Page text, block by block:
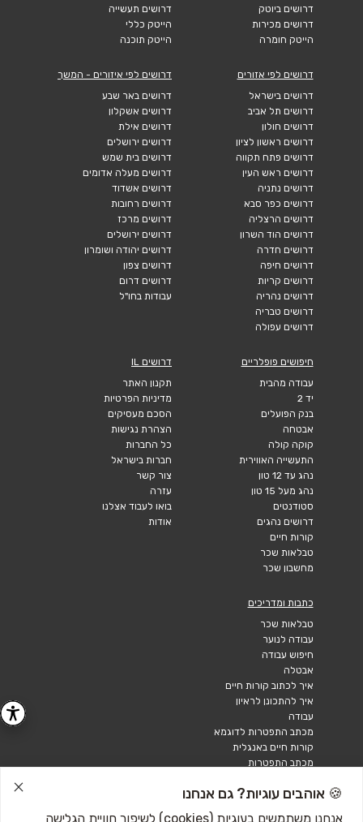
דרושים ביוטק
דרושים מכירות
הייטק חומרה
דרושים תעשייה
הייטק כללי
הייטק תוכנה
דרושים לפי אזורים
דרושים בישראל
דרושים תל אביב
דרושים חולון
דרושים ראשון לציון
דרושים פתח תקווה
דרושים ראש העין
דרושים נתניה
דרושים כפר סבא
דרושים הרצליה
דרושים הוד השרון
דרושים חדרה
דרושים חיפה
דרושים קריות
דרושים נהריה
דרושים טבריה
דרושים עפולה
דרושים לפי איזורים - המשך
דרושים באר שבע
דרושים אשקלון
דרושים אילת
דרושים ירושלים
דרושים בית שמש
דרושים מעלה אדומים
דרושים אשדוד
דרושים רחובות
דרושים מרכז
דרושים ירושלים
דרושים יהודה ושומרון
דרושים צפון
דרושים דרום
עבודות בחו"ל
חיפושים פופלריים
עבודה מהבית
יד 2
בנק הפועלים
אבטחה
קוקה קולה
התעשייה האווירית
נהג עד 12 טון
נהג מעל 15 טון
סטודנטים
דרושים נהגים
קורות חיים
טבלאות שכר
מחשבון שכר
דרושים IL
תקנון האתר
מדיניות הפרטיות
הסכם מעסיקים
הצהרת נגישות
כל החברות
חברות בישראל
צור קשר
עזרה
בואו לעבוד אצלנו
אודות
כתבות ומדריכים
טבלאות שכר
עבודה לנוער
חיפוש עבודה
אבטלה
איך לכתוב קורות חיים
איך להתכונן לראיון
עבודה
מכתב התפטרות לדוגמא
קורות חיים באנגלית
מכתב התפטרות
🍪 אוהבים עוגיות? גם אנחנו
אנחנו משתמשים בעוגיות (cookies) לשיפור חוויית הגלישה